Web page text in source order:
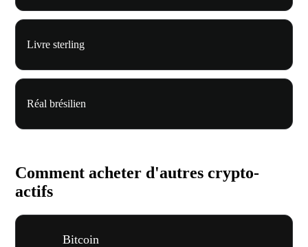
Livre sterling
Réal brésilien
Comment acheter d'autres crypto-
actifs
Bitcoin